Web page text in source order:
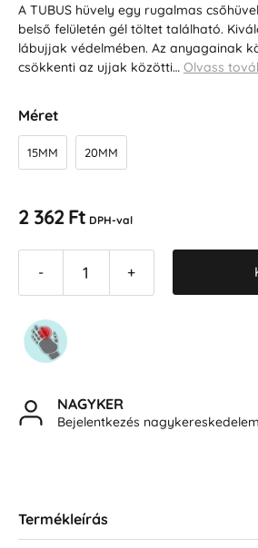
A TUBUS hüvely egy rugalmas
belső felületén gél töltet található.
lábujjak védelmében. Az anyagainak
csökkenti az ujjak közötti… Olvass
Méret
15MM 20MM
2 362 Ft DPH-val
- +
NAGYKER
Bejelentkezés nagykereskedelem
Termékleírás